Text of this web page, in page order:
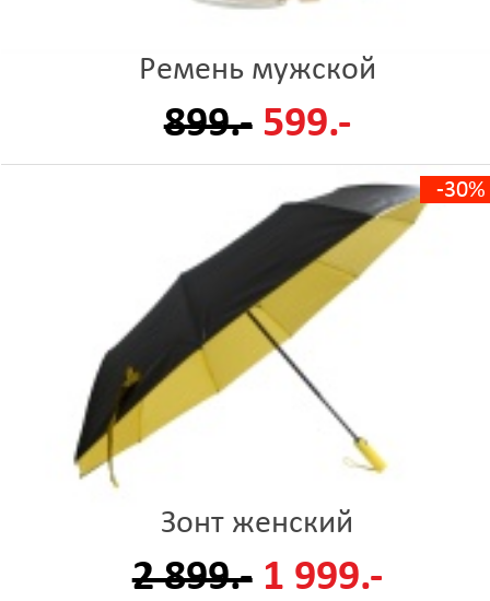
Ремень мужской
899.- 599.-
-30%
Зонт женский
2 899.- 1 999.-